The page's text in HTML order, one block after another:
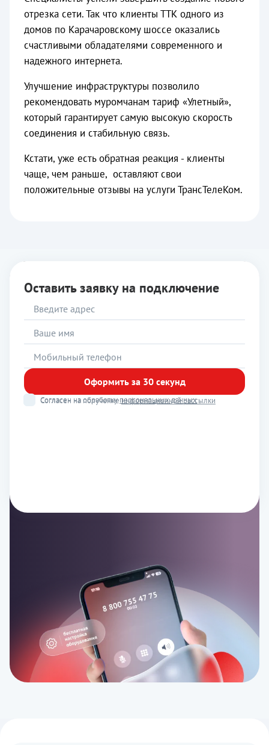
отрезка сети. Так что клиенты ТТК одного из
домов по Карачаровскому шоссе оказались
счастливыми обладателями современного и
надежного интернета.
Улучшение инфраструктуры позволило
рекомендовать муромчанам тариф «Улетный»,
который гарантирует самую высокую скорость
соединения и стабильную связь.
Кстати, уже есть обратная реакция - клиенты
чаще, чем раньше, оставляют свои
положительные отзывы на услуги ТрансТелеКом.
Оставить заявку на подключение
Оформить за 30 секунд
Согласен на обработкуперсональных данных
Согласен на получениеинформационной рассылки